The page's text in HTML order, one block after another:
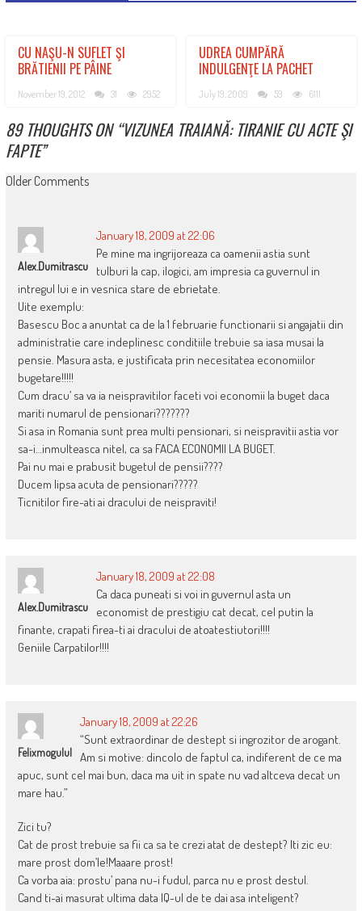
CU NAŞU-N SUFLET ŞI
BRĂTIENII PE PÂINE
November 19, 2012 31 2952
UDREA CUMPĂRĂ
INDULGENŢE LA PACHET
July 19, 2009 59 6111
89 THOUGHTS ON “VIZUNEA TRAIANĂ: TIRANIE CU ACTE ŞI
FAPTE”
COMMENT
Older Comments
Alex.dumitrascu
January 18, 2009 at 22:06
Pe mine ma ingrijoreaza ca oamenii astia sunt
tulburi la cap, ilogici, am impresia ca guvernul in
intregul lui e in vesnica stare de ebrietate.
Uite exemplu:
Basescu Boc a anuntat ca de la 1 februarie functionarii si angajatii din
administratie care indeplinesc conditiile trebuie sa iasa musai la
pensie. Masura asta, e justificata prin necesitatea economiilor
bugetare!!!!!
Cum dracu’ sa va ia neispravitilor faceti voi economii la buget daca
mariti numarul de pensionari???????
Si asa in Romania sunt prea multi pensionari, si neispravitii astia vor
sa-i…inmulteasca nitel, ca sa FACA ECONOMII LA BUGET.
Pai nu mai e prabusit bugetul de pensii????
Ducem lipsa acuta de pensionari?????
Ticnitilor fire-ati ai dracului de neispraviti!
Alex.dumitrascu
January 18, 2009 at 22:08
Ca daca puneati si voi in guvernul asta un
economist de prestigiu cat decat, cel putin la
finante, crapati firea-ti ai dracului de atoatestiutori!!!!
Geniile Carpatilor!!!!
Felixmogulul
January 18, 2009 at 22:26
“Sunt extraordinar de destept si ingrozitor de arogant.
Am si motive: dincolo de faptul ca, indiferent de ce ma
apuc, sunt cel mai bun, daca ma uit in spate nu vad altceva decat un
mare hau.”
Zici tu?
Cat de prost trebuie sa fii ca sa te crezi atat de destept? Iti zic eu:
mare prost dom’le!Maaare prost!
Ca vorba aia: prostu’ pana nu-i fudul, parca nu e prost destul.
Cand ti-ai masurat ultima data IQ-ul de te dai asa inteligent?